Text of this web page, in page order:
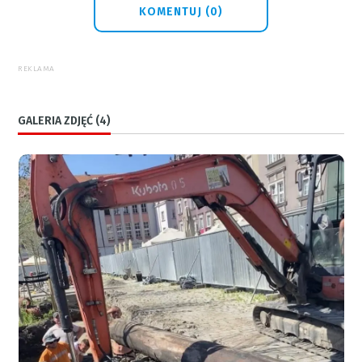
KOMENTUJ (0)
REKLAMA
GALERIA ZDJĘĆ (4)